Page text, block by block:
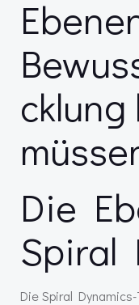
Die
Spiral
Die Spiral